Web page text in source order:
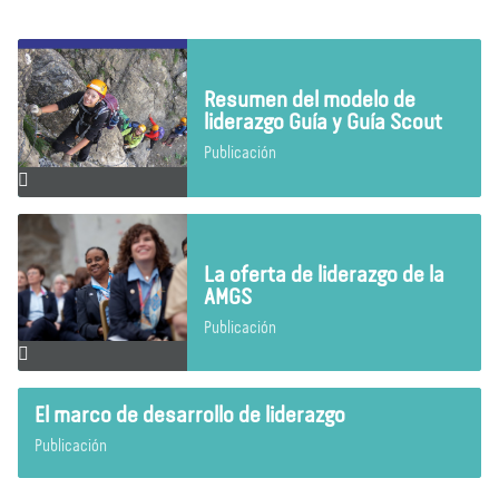
Resumen del modelo de
liderazgo Guía y Guía Scout
Publicación
La oferta de liderazgo de la
AMGS
Publicación
El marco de desarrollo de liderazgo
Publicación